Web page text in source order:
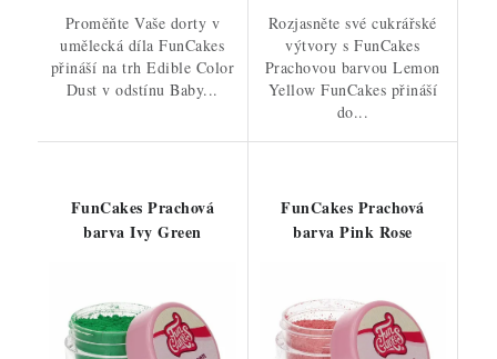
Proměňte Vaše dorty v
umělecká díla FunCakes
přináší na trh Edible Color
Dust v odstínu Baby...
Rozjasněte své cukrářské
výtvory s FunCakes
Prachovou barvou Lemon
Yellow FunCakes přináší
do...
FunCakes Prachová
barva Ivy Green
FunCakes Prachová
barva Pink Rose